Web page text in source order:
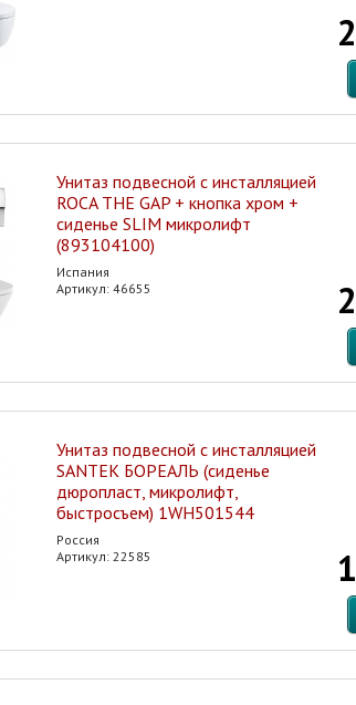
Унитаз подвесной с инсталляцией
ROCA THE GAP + кнопка хром +
сиденье SLIM микролифт
(893104100)
Испания
Артикул: 46655
Унитаз подвесной с инсталляцией
SANTEK БОРЕАЛЬ (сиденье
дюропласт, микролифт,
быстросъем) 1WH501544
Россия
Артикул: 22585